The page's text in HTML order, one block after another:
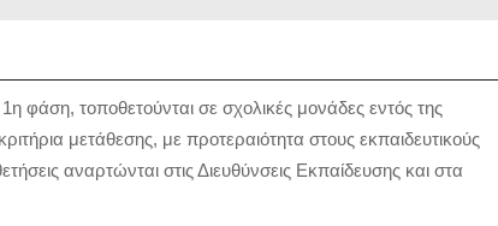
φάση, τοποθετούνται σε σχολικές μονάδες εντός της
μετάθεσης, με προτεραιότητα στους εκπαιδευτικούς
αναρτώνται στις Διευθύνσεις Εκπαίδευσης και στα